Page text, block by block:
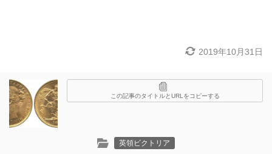
2019年10月31日
この記事のタイトルとURLをコピーする
英領ビクトリア